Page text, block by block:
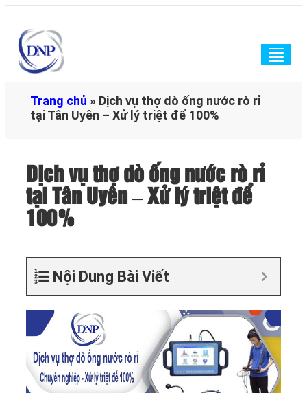
Trang chủ » Dịch vụ thợ dò ống nước rò rỉ
tại Tân Uyên – Xử lý triệt để 100%
Dịch vụ thợ dò ống nước rò rỉ
tại Tân Uyên – Xử lý triệt để
100%
Nội Dung Bài Viết